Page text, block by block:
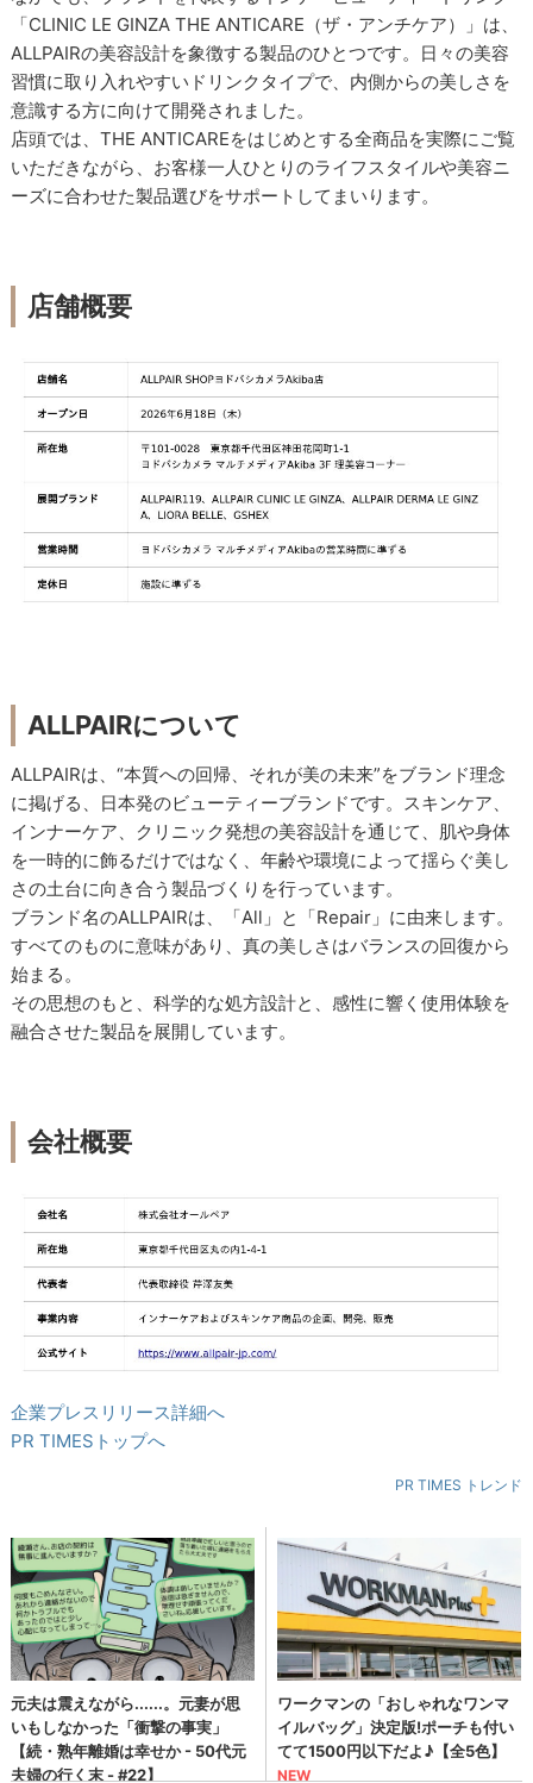
「CLINIC LE GINZA THE ANTICARE（ザ・アンチケア）」は、
ALLPAIRの美容設計を象徴する製品のひとつです。日々の美容
習慣に取り入れやすいドリンクタイプで、内側からの美しさを
意識する方に向けて開発されました。
店頭では、THE ANTICAREをはじめとする全商品を実際にご覧
いただきながら、お客様一人ひとりのライフスタイルや美容ニ
ーズに合わせた製品選びをサポートしてまいります。
店舗概要
ALLPAIRについて
ALLPAIRは、“本質への回帰、それが美の未来”をブランド理念
に掲げる、日本発のビューティーブランドです。スキンケア、
インナーケア、クリニック発想の美容設計を通じて、肌や身体
を一時的に飾るだけではなく、年齢や環境によって揺らぐ美し
さの土台に向き合う製品づくりを行っています。
ブランド名のALLPAIRは、「All」と「Repair」に由来します。
すべてのものに意味があり、真の美しさはバランスの回復から
始まる。
その思想のもと、科学的な処方設計と、感性に響く使用体験を
融合させた製品を展開しています。
会社概要
企業プレスリリース詳細へ
PR TIMESトップへ
PR TIMES トレンド